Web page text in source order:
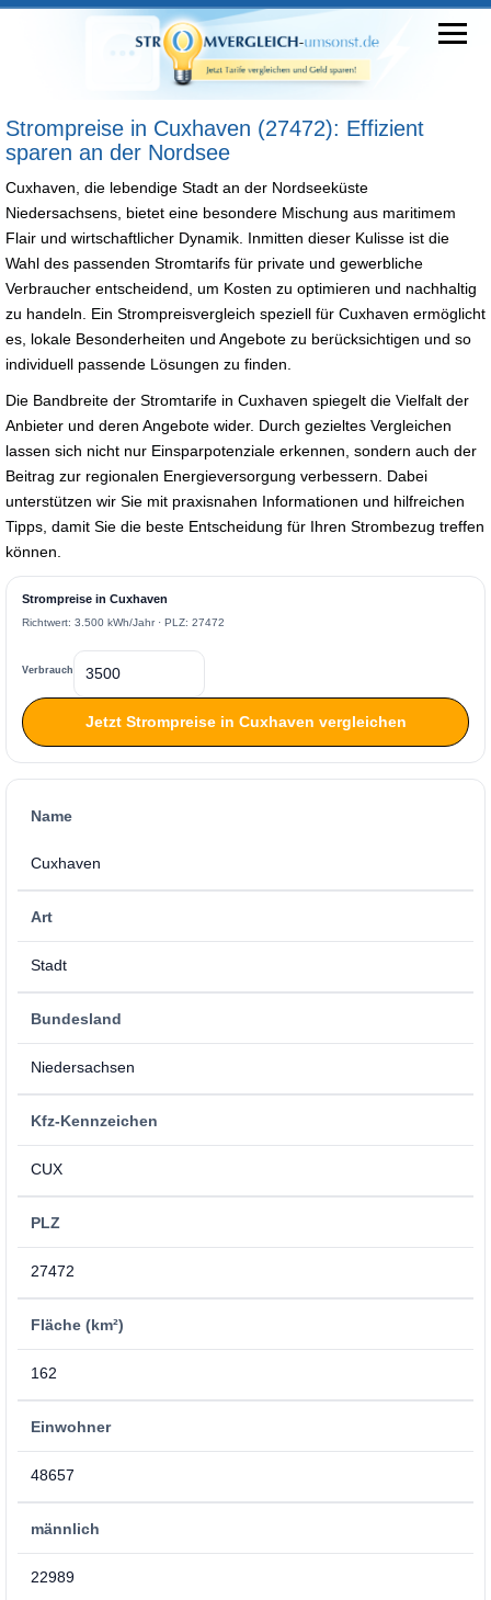
Strompreise in Cuxhaven (27472): Effizient
sparen an der Nordsee
Cuxhaven, die lebendige Stadt an der Nordseeküste
Niedersachsens, bietet eine besondere Mischung aus maritimem
Flair und wirtschaftlicher Dynamik. Inmitten dieser Kulisse ist die
Wahl des passenden Stromtarifs für private und gewerbliche
Verbraucher entscheidend, um Kosten zu optimieren und nachhaltig
zu handeln. Ein Strompreisvergleich speziell für Cuxhaven ermöglicht
es, lokale Besonderheiten und Angebote zu berücksichtigen und so
individuell passende Lösungen zu finden.
Die Bandbreite der Stromtarife in Cuxhaven spiegelt die Vielfalt der
Anbieter und deren Angebote wider. Durch gezieltes Vergleichen
lassen sich nicht nur Einsparpotenziale erkennen, sondern auch der
Beitrag zur regionalen Energieversorgung verbessern. Dabei
unterstützen wir Sie mit praxisnahen Informationen und hilfreichen
Tipps, damit Sie die beste Entscheidung für Ihren Strombezug treffen
können.
Strompreise in Cuxhaven
Richtwert: 3.500 kWh/Jahr · PLZ: 27472
Verbrauch
Jetzt Strompreise in Cuxhaven vergleichen
Name
Cuxhaven
Art
Stadt
Bundesland
Niedersachsen
Kfz-Kennzeichen
CUX
PLZ
27472
Fläche (km²)
162
Einwohner
48657
männlich
22989